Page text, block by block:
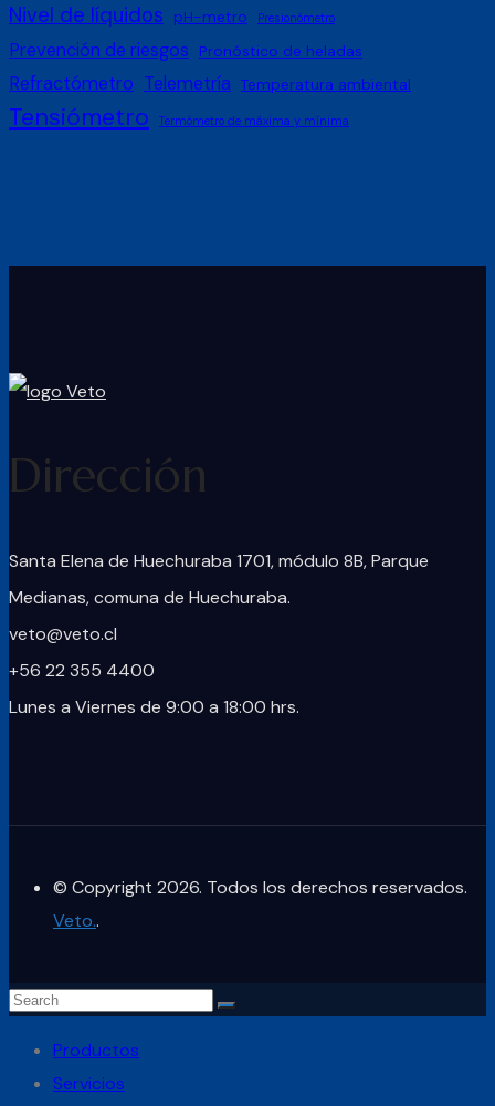
Nivel de líquidos pH-metro Presionómetro
Prevención de riesgos Pronóstico de heladas
Refractómetro Telemetría Temperatura ambiental
Tensiómetro Termómetro de máxima y mínima
Dirección
Santa Elena de Huechuraba 1701, módulo 8B, Parque
Medianas, comuna de Huechuraba.
veto@veto.cl
+56 22 355 4400
Lunes a Viernes de 9:00 a 18:00 hrs.
© Copyright 2026. Todos los derechos reservados.
Veto..
Productos
Servicios